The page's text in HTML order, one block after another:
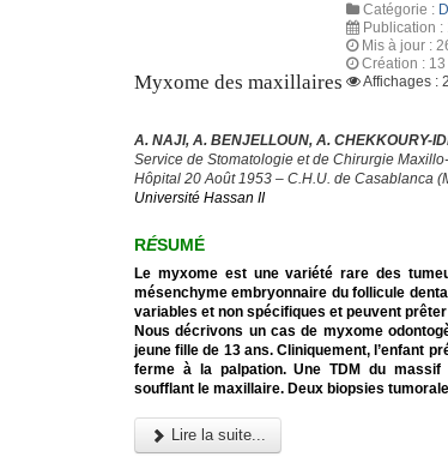
Myxome des maxillaires
Catégorie :
Publication
Mis à jour :
Création :
Affichages :
A. NAJI, A. BENJELLOUN, A. CHEKKOURY-
Service de Stomatologie et de Chirurgie
Hôpital 20 Août 1953 – C.H.U. de Casablanca
Université Hassan II
RÉSUMÉ
Le myxome est une variété rare des
mésenchyme embryonnaire du follicule
variables et non spécifiques et peuvent
Nous décrivons un cas de myxome
jeune fille de 13 ans. Cliniquement, l’enfant
ferme à la palpation. Une TDM du
soufflant le maxillaire. Deux biopsies
Lire la suite...